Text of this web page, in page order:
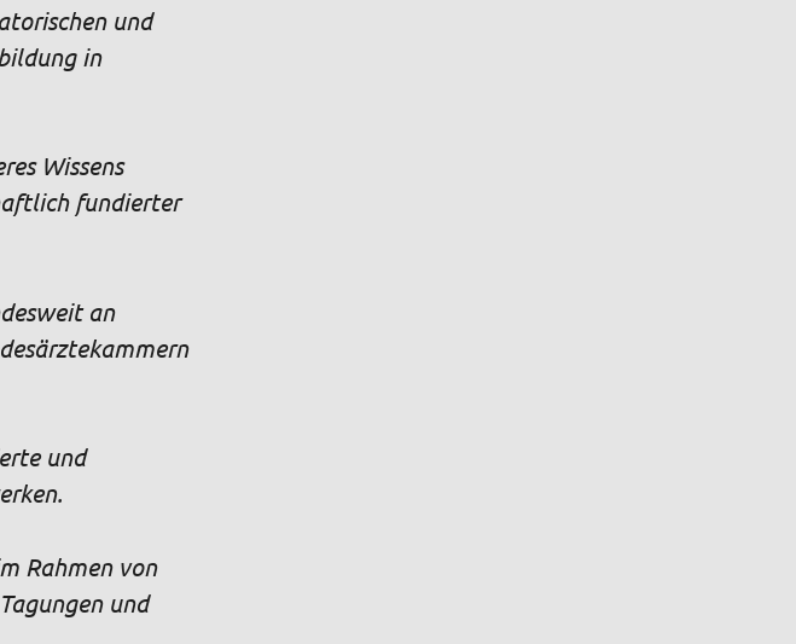
und
in
Wissens
fundierter
an
und
Rahmen von
und